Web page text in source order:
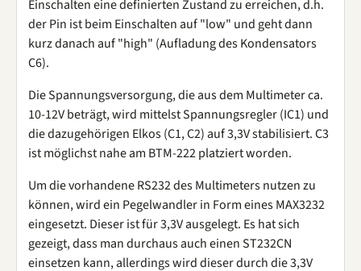
Einschalten eine definierten Zustand zu erreichen, d.h.
der Pin ist beim Einschalten auf "low" und geht dann
kurz danach auf "high" (Aufladung des Kondensators
C6).
Die Spannungsversorgung, die aus dem Multimeter ca.
10-12V beträgt, wird mittelst Spannungsregler (IC1) und
die dazugehörigen Elkos (C1, C2) auf 3,3V stabilisiert. C3
ist möglichst nahe am BTM-222 platziert worden.
Um die vorhandene RS232 des Multimeters nutzen zu
können, wird ein Pegelwandler in Form eines MAX3232
eingesetzt. Dieser ist für 3,3V ausgelegt. Es hat sich
gezeigt, dass man durchaus auch einen ST232CN
einsetzen kann, allerdings wird dieser durch die 3,3V